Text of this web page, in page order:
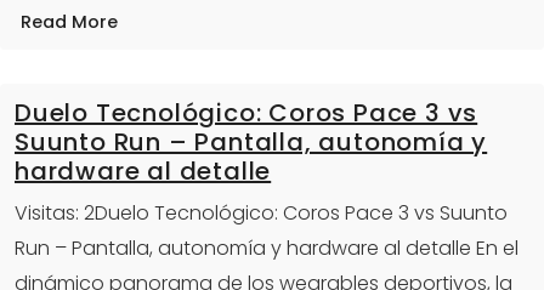
Read More
Duelo Tecnológico: Coros Pace 3 vs
Suunto Run – Pantalla, autonomía y
hardware al detalle
Visitas: 2Duelo Tecnológico: Coros Pace 3 vs Suunto
Run – Pantalla, autonomía y hardware al detalle En el
dinámico panorama de los wearables deportivos, la